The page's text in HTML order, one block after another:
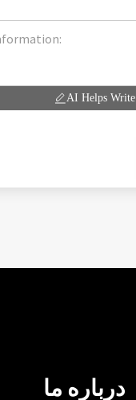
AI Helps Write
درباره ما